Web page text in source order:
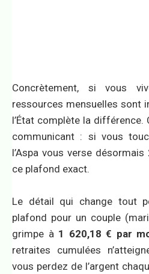
Concrètement, si vous
ressources mensuelles sont
l’État complète la différence.
communicant : si vous
l’Aspa vous verse
ce plafond exact.
Le détail qui change tout
plafond pour un couple
grimpe à 1 620,18 € par
retraites cumulées
vous perdez de l’argent